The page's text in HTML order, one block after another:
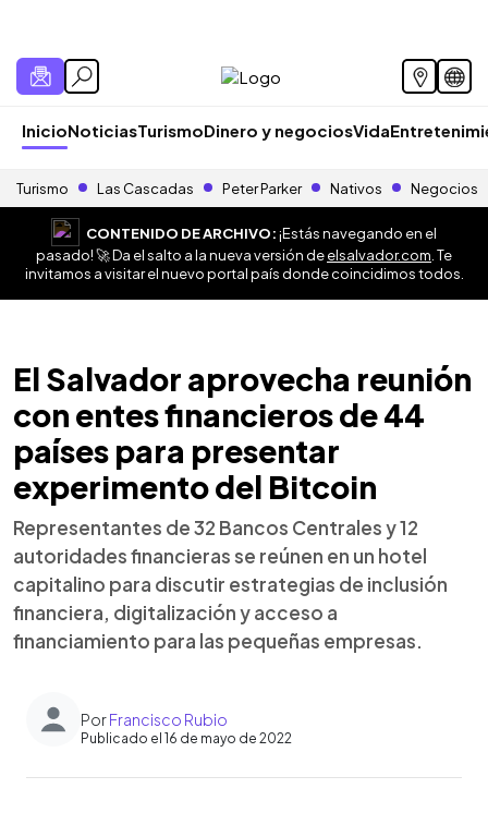
InicioNoticiasTurismoDinero y negociosVida
Turismo Las Cascadas Peter Parker Nativos Negocios
CONTENIDO DE ARCHIVO:¡Estás navegando en el
pasado! 🚀 Da el salto a la nueva versión deelsalvador.com . Te
invitamos a visitar el nuevo portal país donde coincidimos todos.
El Salvador aprovecha reunión
con entes financieros de 44
países para presentar
experimento del Bitcoin
Representantes de 32 Bancos Centrales y 12
autoridades financieras se reúnen en un hotel
capitalino para discutir estrategias de inclusión
financiera, digitalización y acceso a
financiamiento para las pequeñas empresas.
PorFrancisco Rubio
Publicado el 16 de mayo de 2022